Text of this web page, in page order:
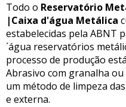
Todo o Reservatório
|Caixa d'água Metálica
estabelecidas pela ABNT
´água reservatórios
processo de produção
Abrasivo com granalha
um método de limpeza
e externa.